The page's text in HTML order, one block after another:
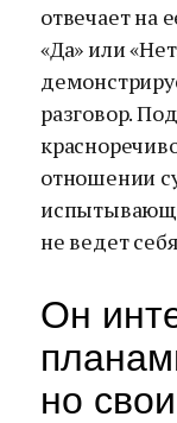
отвечает на
«Да» или
разговор.
отношении
не ведет
Он
но